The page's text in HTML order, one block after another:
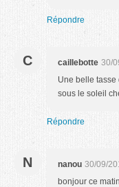
Répondre
C caillebotte 30/
Une belle tasse
sous le soleil
Répondre
N nanou 30/09/
bonjour ce